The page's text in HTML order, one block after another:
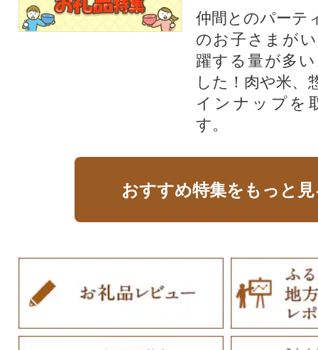
仲間とのパーテ
のお子さまが
躍する量が多
した！肉や米、
インナップを
す。
おすすめ特集をもっと